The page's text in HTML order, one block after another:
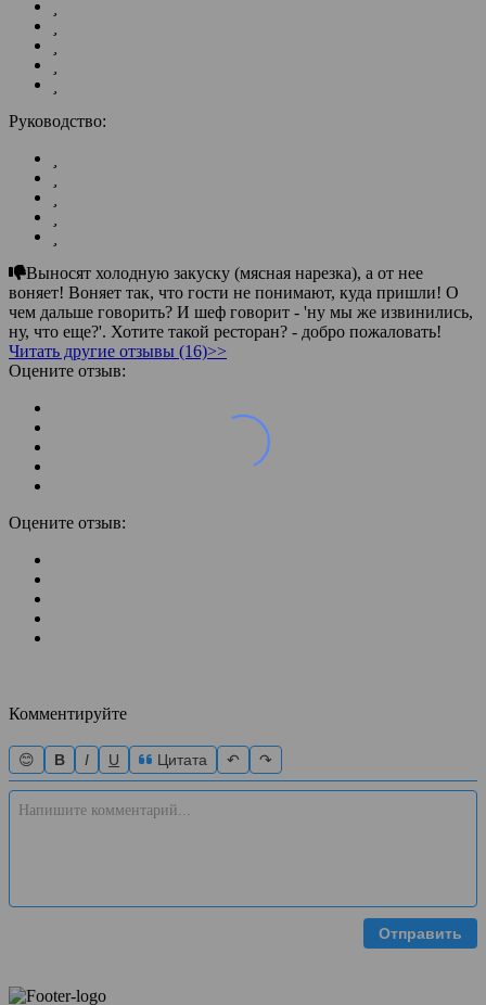
Руководство:
Выносят холодную закуску (мясная нарезка), а от нее
воняет! Воняет так, что гости не понимают, куда пришли! О
чем дальше говорить? И шеф говорит - 'ну мы же извинились,
ну, что еще?'. Хотите такой ресторан? - добро пожаловать!
Читать другие отзывы (16)>>
Оцените отзыв:
Оцените отзыв:
Комментируйте
😊 B I U Цитата ↶ ↷
Отправить